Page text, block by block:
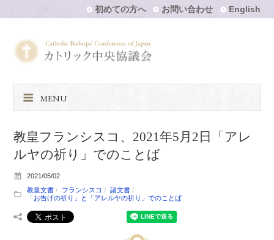
初めての方へ お問い合わせ English
MENU
教皇フランシスコ、2021年5月2日「アレ
ルヤの祈り」でのことば
2021/05/02
教皇文書
フランシスコ
諸文書
「お告げの祈り」と「アレルヤの祈り」でのことば